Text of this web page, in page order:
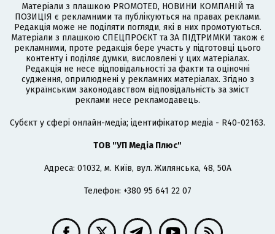
Матеріали з плашкою PROMOTED, НОВИНИ КОМПАНІЙ та
ПОЗИЦІЯ є рекламними та публікуються на правах реклами.
Редакція може не поділяти погляди, які в них промотуються.
Матеріали з плашкою СПЕЦПРОЄКТ та ЗА ПІДТРИМКИ також є
рекламними, проте редакція бере участь у підготовці цього
контенту і поділяє думки, висловлені у цих матеріалах.
Редакція не несе відповідальності за факти та оціночні
судження, оприлюднені у рекламних матеріалах. Згідно з
українським законодавством відповідальність за зміст
реклами несе рекламодавець.
Cубєкт у сфері онлайн-медіа; ідентифікатор медіа - R40-02163.
ТОВ "УП Медіа Плюс"
Адреса: 01032, м. Київ, вул. Жилянська, 48, 50А
Телефон: +380 95 641 22 07